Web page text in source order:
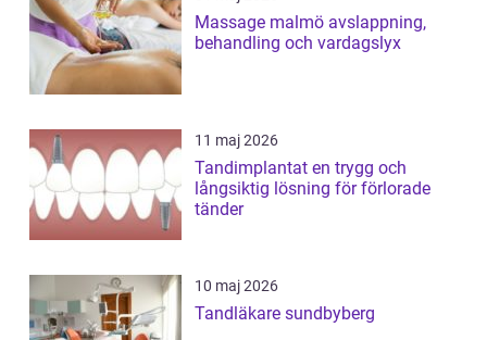
Massage malmö avslappning,
behandling och vardagslyx
11 maj 2026
Tandimplantat en trygg och
långsiktig lösning för förlorade
tänder
10 maj 2026
Tandläkare sundbyberg